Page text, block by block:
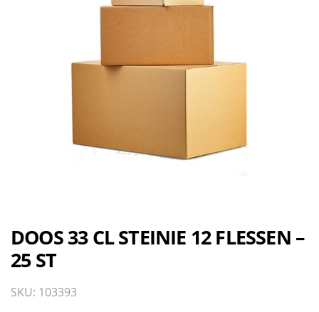
DOOS 33 CL STEINIE 12 FLESSEN –
25 ST
SKU: 103393